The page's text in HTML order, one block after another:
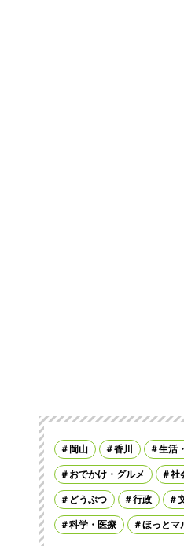
岡山 香川 生活
おでかけ・グルメ 社
どうぶつ 行政
科学・医療 ほっとマ